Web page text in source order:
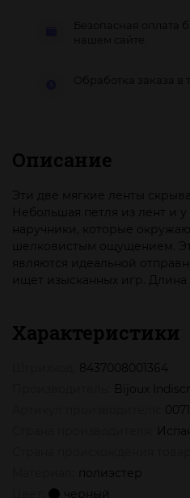
Безопасная оплата
нашем сайте.
Обработка заказа в
Описание
Эти две мягкие ленты
Небольшая петля из лент и у
наручники, которые
шелковистым ощущением.
являются идеальной
ищет изысканных игр. Длина
Характеристики
8437008001364
Bijoux
0071
полиэстер
черный